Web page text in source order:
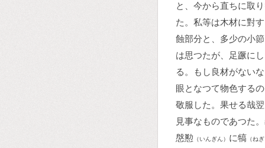
と、今から直ちに取
た。私等は木材に對
蝕部分と、多少の小
は思つたが、足蹶に
る。もし良材がない
眼となつて物色する
敬服した。果せる哉
見事なものであつた
慇懃 （いんぎん） に犒 （ね